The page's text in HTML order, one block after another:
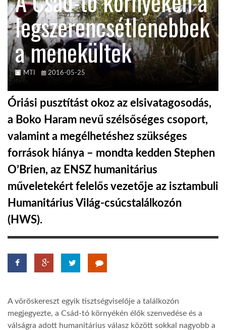
GLOBOTV
AFRIKA TUDÁSTÁR
A NAP SZÉPE
LINKTR.EE
GLOBOZSARU
DOBRAVERO.HU
LATIMO.HU
GLOBOBOOK
legszerencsétlenebbek
a menekültek
MTI 2016-05-25
Óriási pusztítást okoz az elsivatagosodás,
a Boko Haram nevű szélsőséges csoport,
valamint a megélhetéshez szükséges
források hiánya – mondta kedden Stephen
O’Brien, az ENSZ humanitárius
műveletekért felelős vezetője az isztambuli
Humanitárius Világ-csúcstalálkozón
(HWS).
A vöröskereszt egyik tisztségviselője a találkozón
megjegyezte, a Csád-tó környékén élők szenvedése és a
válságra adott humanitárius válasz között sokkal nagyobb a